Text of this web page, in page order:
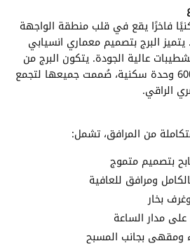
فاخرًا يقع في قلب منطقة الواجهة
البرج بتصميم معماري انسيابي
عالية الجودة. يتكون البرج من
35 طابقًا ويضم أكثر من 600 وحدة سكنية، صُممت جميعها لتجمع
الراقي.
من المرافق، تشمل:
بتصميم متموج
ومرافق للعافية
بخار
مدار الساعة
ومقهى بجانب المسبح